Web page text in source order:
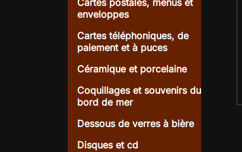
Cartes postales, menus et
enveloppes
Cartes téléphoniques, de
paiement et à puces
Céramique et porcelaine
Coquillages et souvenirs du
bord de mer
Dessous de verres à bière
Disques et cd